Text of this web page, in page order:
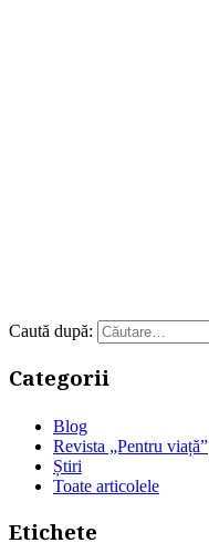
Caută după:
Categorii
Blog
Revista „Pentru viață”
Știri
Toate articolele
Etichete